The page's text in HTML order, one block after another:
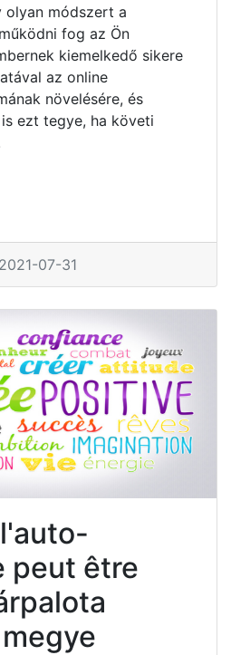
olyan módszert a
fog az Ön
kiemelkedő sikere
az online
növelésére, és
ezt tegye, ha követi
07-31
peut être